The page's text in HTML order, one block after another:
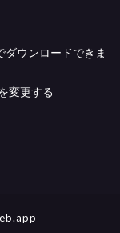
ウンロードできま
変更する